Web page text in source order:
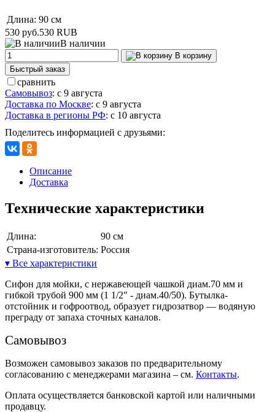
Длина: 90 см
530 руб.530 RUB
В наличии
В корзину
Быстрый заказ
сравнить
Самовывоз: с 9 августа
Доставка по Москве: с 9 августа
Доставка в регионы РФ: с 10 августа
Поделитесь информацией с друзьями:
Описание
Доставка
Технические характеристики
Длина:
90 см
Страна-изготовитель: Россия
▾ Все характеристики
Сифон для мойки, с нержавеющей чашкой диам.70 мм и
гибкой трубой 900 мм (1 1/2" - диам.40/50). Бутылка-
отстойник и гофроотвод, образует гидрозатвор — водяную
преграду от запаха сточных каналов.
Самовывоз
Возможен самовывоз заказов по предварительному
согласованию с менеджерами магазина – см. Контакты.
Оплата осуществляется банковской картой или наличными
продавцу.